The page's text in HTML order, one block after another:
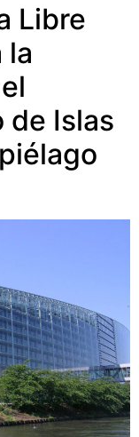
Libre
la
de Islas